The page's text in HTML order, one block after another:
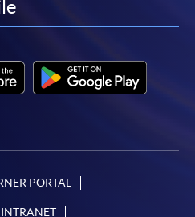
，重覆申請、報名首日之前
無效
了解該測試的形式和規則
話水平測試實施綱要
付，抬頭請註明「香港大
郵遞失誤而遺失的支票概不
linkedin
PORTAL
INTRANET